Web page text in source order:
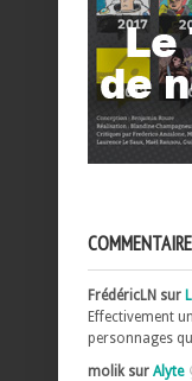
FrédéricLN sur
Effectivement
personnages
molik sur Alyte